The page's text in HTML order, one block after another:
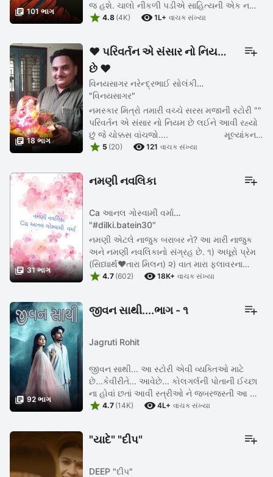
 101 ભાગ
જ હશે. ચાલો નીકળી પડીએ સાહિત્યની એક નવી
સફર પર. જેમા ગ્રામ્ય જીવન, ગામઠી ભાષા અને
 4.8 (4K)  1L+ વાચક સંખ્યા
 18 ભાગ
❤️ પરિવર્તન એ સંસાર નો નિયમ
છે ❤️
વિનયસાગર નરેન્દ્રભાઈ સોલંકી
"વિનયસાગર"
નમસ્કાર મિત્રો તમારી વચ્ચે સરસ મજાની સ્ટોરી ""
પરિવર્તન એ સંસાર નો નિયમ છે લઈને આવી રહ્યો
છું જે ચોક્કસ વાંચજો.... મૂલ્યાંકન
...
 5 (20)  121 વાચક સંખ્યા
 31 ભાગ
નમણી નવલિકા
Ca આનલ ગોસ્વામી વર્મા
"#dilki.batein30"
નમણી એટલે નાજુક બરાબર ને? આ મારી નાજુક
અને નમણી નવલિકાનો સંગ્રહ છે. ૧) અધૂરો પ્રેમ
(સિધ્ધાર્થ♥️તારા મિલન) ૨) વાત મારા ફ્લાવરના
દડાની ૩) હું અને તું ૪) ડ્રીમ હાઉસ
 4.7 (602)  18K+ વાચક સંખ્યા
 92 ભાગ
જીવન સાથી....ભાગ - ૧
Jagruti Rohit
જીવન સાથી... આ સ્ટોરી એવી વ્યક્તિઓ માટે
છે...કેવીરીતે... આવેછે... કોલગર્લની પોતાની ઈચ્છા
ના હોવાં છતાં આવી સ્ત્રીઓ ને જબરજસ્તી આ
દુનિયા ધકેલવામાં આવે છે...ને કેવી હોયછે એમની
 4.7 (14K)  4L+ વાચક સંખ્યા
"યાદે" "દીપ"
DEEP "દીપ"